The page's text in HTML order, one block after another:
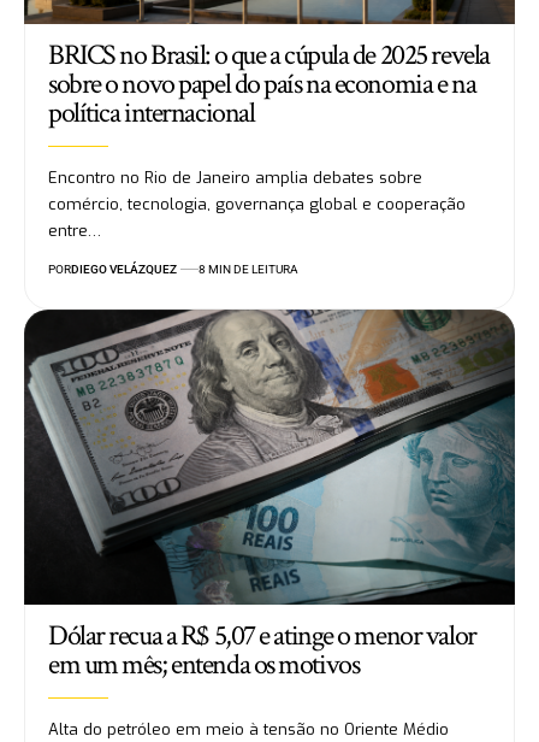
BRICS no Brasil: o que a cúpula de 2025 revela
sobre o novo papel do país na economia e na
política internacional
Encontro no Rio de Janeiro amplia debates sobre
comércio, tecnologia, governança global e cooperação
entre…
PORDIEGO VELÁZQUEZ 8 MIN DE LEITURA
Dólar recua a R$ 5,07 e atinge o menor valor
em um mês; entenda os motivos
Alta do petróleo em meio à tensão no Oriente Médio